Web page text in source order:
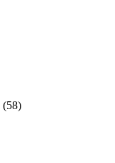
(58)